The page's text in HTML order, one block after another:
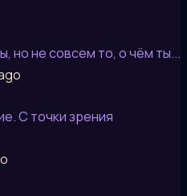
но не совсем то, о чём ты...
С точки зрения